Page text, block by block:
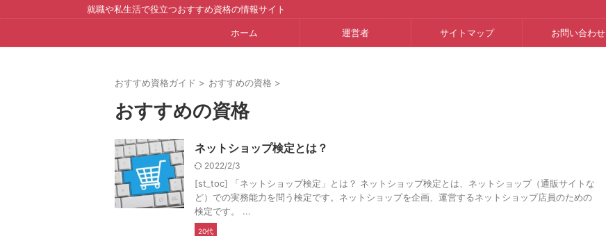
就職や私生活で役立つおすすめ資格の情報サイト
ホーム 運営者 サイトマップ お問い合わせ
おすすめ資格ガイド > おすすめの資格 >
おすすめの資格
ネットショップ検定とは？
2022/2/3
[st_toc] 「ネットショップ検定」とは？ ネットショップ検定とは、ネットショップ（通販サイトな
ど）での実務能力を問う検定です。ネットショップを企画、運営するネットショップ店員のための
検定です。 ...
20代